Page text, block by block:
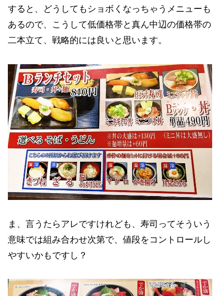
すると、どうしてもショボくなっちゃうメニューも
あるので、こうして低価格帯と真ん中辺の価格帯の
二本立て、戦略的には良いと思います。
ま、言うたらアレですけれども、寿司ってそういう
意味では組み合わせ次第で、値段をコントロールし
やすいかもですし？